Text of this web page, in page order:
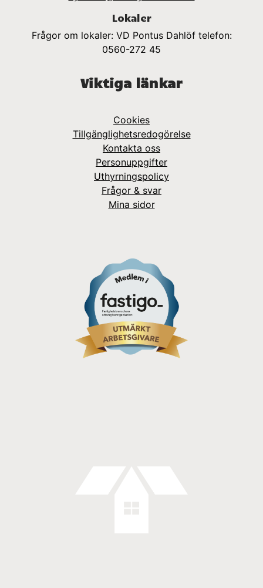
Lokaler
Frågor om lokaler: VD Pontus Dahlöf telefon:
0560-272 45
Viktiga länkar
Cookies
Tillgänglighetsredogörelse
Kontakta oss
Personuppgifter
Uthyrningspolicy
Frågor & svar
Mina sidor